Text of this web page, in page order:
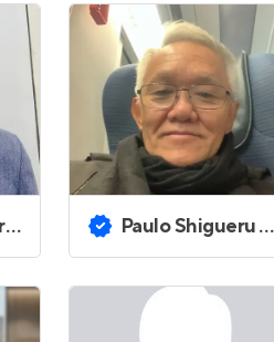
Paulo Shigueru Yamamoto